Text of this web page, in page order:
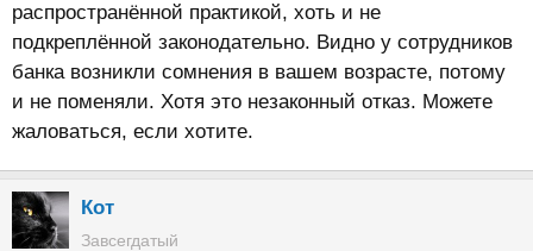
распространённой практикой, хоть и не
подкреплённой законодательно. Видно у сотрудников
банка возникли сомнения в вашем возрасте, потому
и не поменяли. Хотя это незаконный отказ. Можете
жаловаться, если хотите.
Кот
Завсегдатый